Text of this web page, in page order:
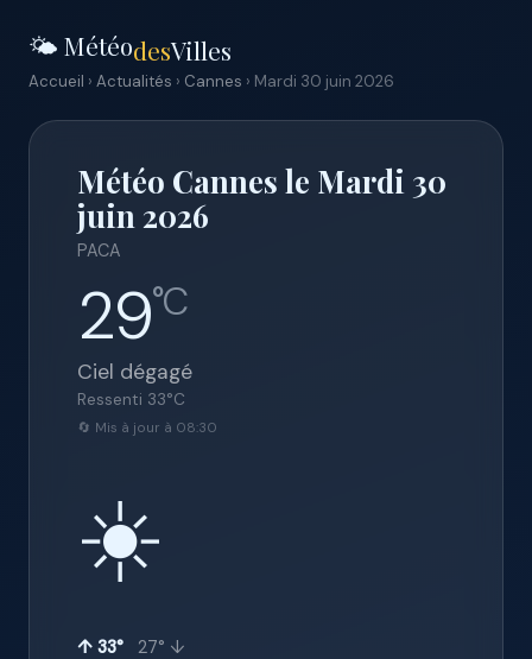
🌤️ MétéodesVilles
Accueil › Actualités › Cannes › Mardi 30 juin 2026
Météo Cannes le Mardi 30
juin 2026
PACA
29°C
Ciel dégagé
Ressenti 33°C
🔄 Mis à jour à 08:30
☀️
↑ 33° 27° ↓